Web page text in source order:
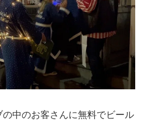
中のお客さんに無料でビール